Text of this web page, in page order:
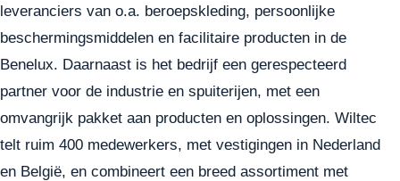
leveranciers van o.a. beroepskleding, persoonlijke
beschermingsmiddelen en facilitaire producten in de
Benelux. Daarnaast is het bedrijf een gerespecteerd
partner voor de industrie en spuiterijen, met een
omvangrijk pakket aan producten en oplossingen. Wiltec
telt ruim 400 medewerkers, met vestigingen in Nederland
en België, en combineert een breed assortiment met